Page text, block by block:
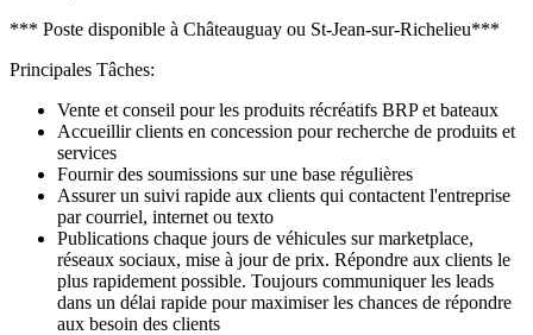
*** Poste disponible à Châteauguay ou St-Jean-sur-Richelieu***
Principales Tâches:
Vente et conseil pour les produits récréatifs BRP et bateaux
Accueillir clients en concession pour recherche de produits et
services
Fournir des soumissions sur une base régulières
Assurer un suivi rapide aux clients qui contactent l'entreprise
par courriel, internet ou texto
Publications chaque jours de véhicules sur marketplace,
réseaux sociaux, mise à jour de prix. Répondre aux clients le
plus rapidement possible. Toujours communiquer les leads
dans un délai rapide pour maximiser les chances de répondre
aux besoin des clients